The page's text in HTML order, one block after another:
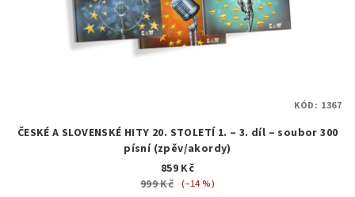
ČESKÉ A SLOVENSKÉ HITY 20. STOLETÍ 1. – 3. díl – soubor 300
písní (zpěv/akordy)
859 Kč
999 Kč (–14 %)
KÓD: 1367